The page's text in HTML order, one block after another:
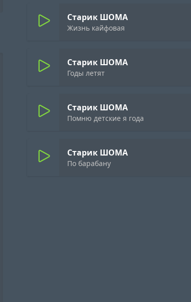
Старик ШОМА
Жизнь кайфовая
Старик ШОМА
Годы летят
Старик ШОМА
Помню детские я года
Старик ШОМА
По барабану